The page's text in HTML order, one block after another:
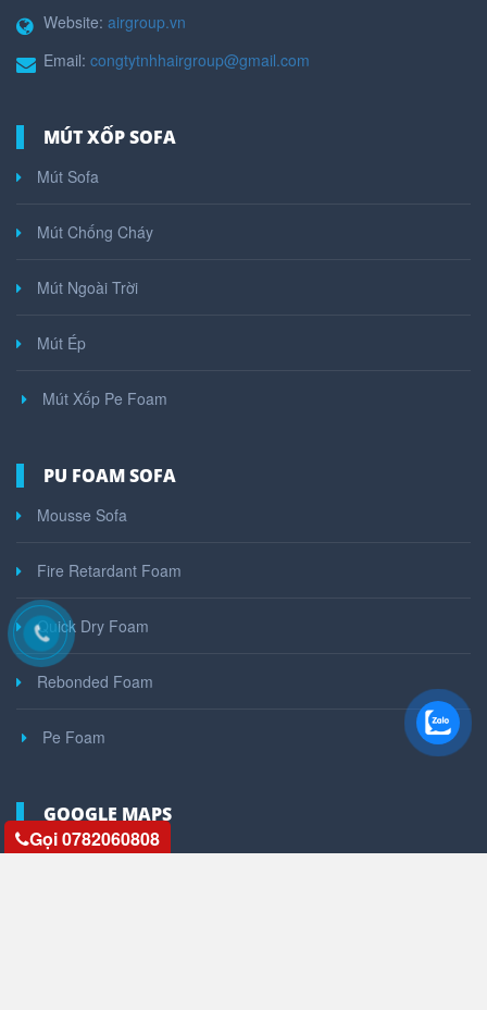
Website: airgroup.vn
Email: congtytnhhairgroup@gmail.com
MÚT XỐP SOFA
Mút Sofa
Mút Chống Cháy
Mút Ngoài Trời
Mút Ép
Mút Xốp Pe Foam
PU FOAM SOFA
Mousse Sofa
Fire Retardant Foam
Quick Dry Foam
Rebonded Foam
Pe Foam
GOOGLE MAPS
Gọi 0782060808